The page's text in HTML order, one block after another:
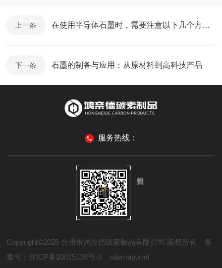
上一条 在使用半导体石墨时，需要注意以下几个方面的事项
下一条 石墨的制备与应用：从原材料到高科技产品
服务热线：
Copyright©2026 台州市鸿奈德碳素制品有限公司 版权所有 备
案号：浙ICP备20015130号-3
sitemap.xml